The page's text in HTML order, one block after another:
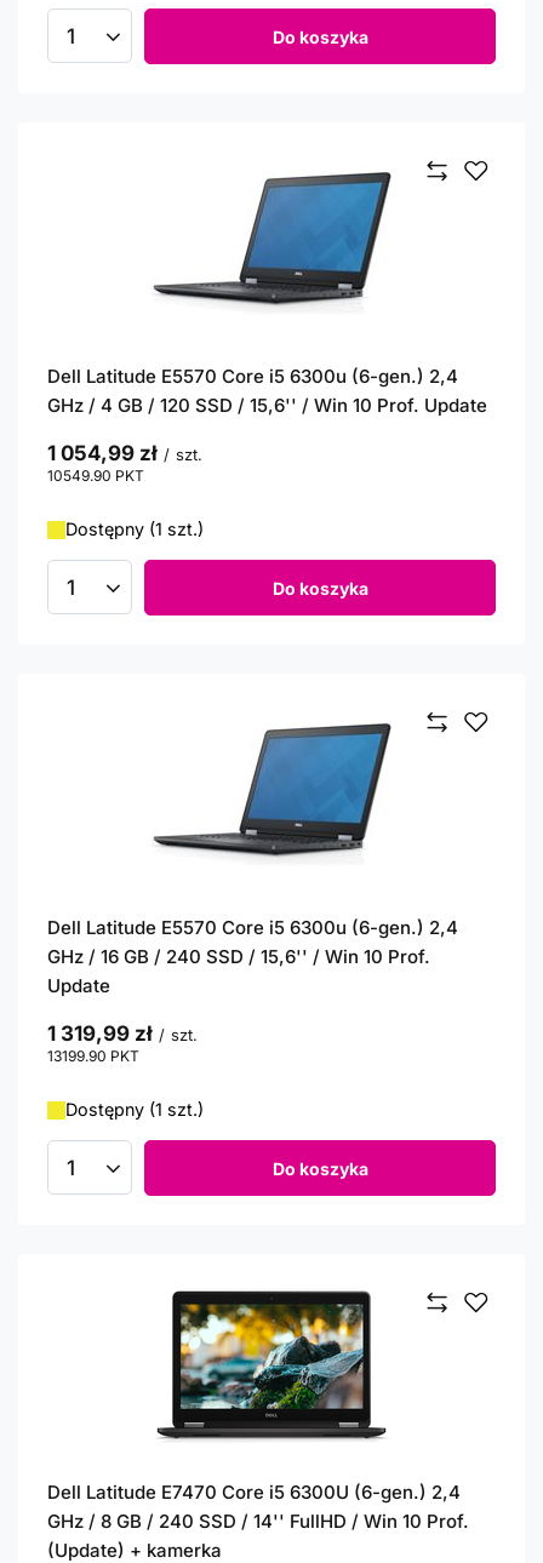
Ilość produktów Do koszyka
Dell Latitude E5570 Core i5 6300u (6-gen.) 2,4
GHz / 4 GB / 120 SSD / 15,6'' / Win 10 Prof. Update
1 054,99 zł / szt.
10549.90 PKT
Dostępny (1 szt.)
Ilość produktów Do koszyka
Dell Latitude E5570 Core i5 6300u (6-gen.) 2,4
GHz / 16 GB / 240 SSD / 15,6'' / Win 10 Prof.
Update
1 319,99 zł / szt.
13199.90 PKT
Dostępny (1 szt.)
Ilość produktów Do koszyka
Dell Latitude E7470 Core i5 6300U (6-gen.) 2,4
GHz / 8 GB / 240 SSD / 14'' FullHD / Win 10 Prof.
(Update) + kamerka